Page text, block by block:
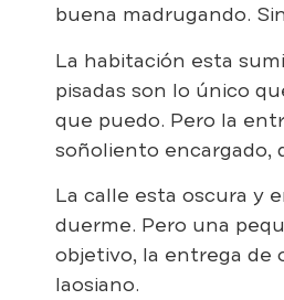
buena madrugando.
La habitación esta
pisadas son lo único
que puedo. Pero la
soñoliento encargado,
La calle esta oscura y
duerme. Pero una
objetivo, la entrega de
laosiano.